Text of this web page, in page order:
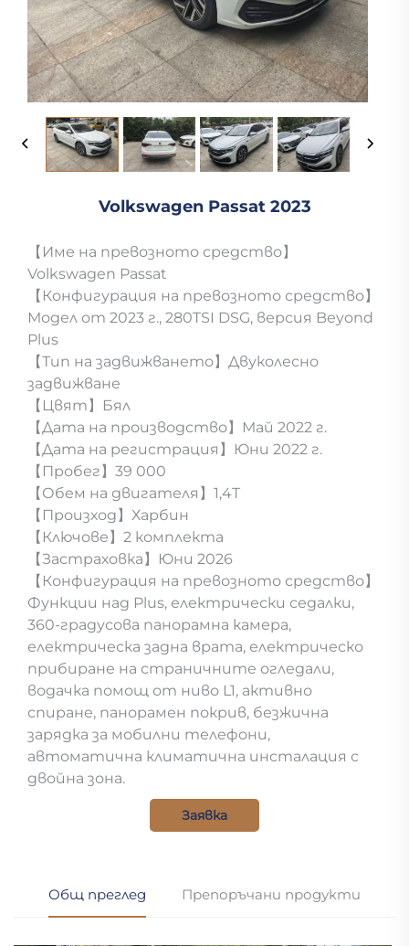
Volkswagen Passat 2023
【Име на превозното средство】
Volkswagen Passat
【Конфигурация на превозното средство】
Модел от 2023 г., 280TSI DSG, версия Beyond
Plus
【Тип на задвижването】Двуколесно
задвижване
【Цвят】Бял
【Дата на производство】Май 2022 г.
【Дата на регистрация】Юни 2022 г.
【Пробег】39 000
【Обем на двигателя】1,4T
【Произход】Харбин
【Ключове】2 комплекта
【Застраховка】Юни 2026
【Конфигурация на превозното средство】
Функции над Plus, електрически седалки,
360-градусова панорамна камера,
електрическа задна врата, електрическо
прибиране на страничните огледали,
водачка помощ от ниво L1, активно
спиране, панорамен покрив, безжична
зарядка за мобилни телефони,
автоматична климатична инсталация с
двойна зона.
Заявка
Общ преглед Препоръчани продукти